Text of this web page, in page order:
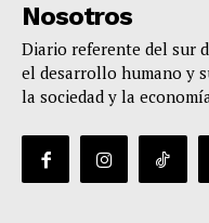
Nosotros
Diario referente del sur
el desarrollo humano y
la sociedad y la